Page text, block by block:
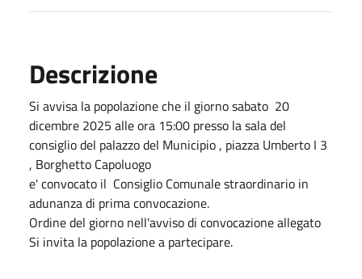
Descrizione
Si avvisa la popolazione che il giorno sabato 20
dicembre 2025 alle ora 15:00 presso la sala del
consiglio del palazzo del Municipio , piazza Umberto I 3
, Borghetto Capoluogo
e' convocato il Consiglio Comunale straordinario in
adunanza di prima convocazione.
Ordine del giorno nell'avviso di convocazione allegato
Si invita la popolazione a partecipare.